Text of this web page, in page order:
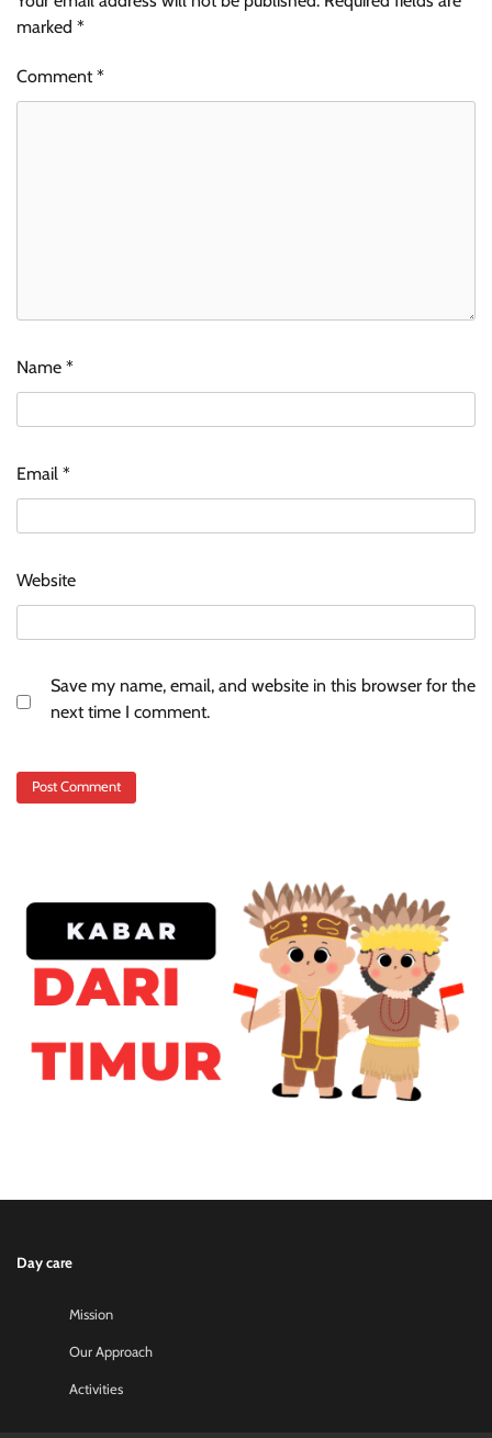
marked *
Comment*
Name *
Email *
Website
Save my name, email, and website in this browser for the
next time I comment.
Day care
Mission
Our Approach
Activities